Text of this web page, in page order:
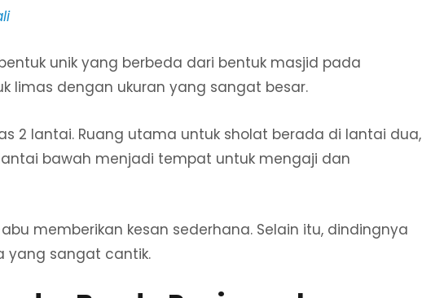
unik yang berbeda dari bentuk masjid pada
limas dengan ukuran yang sangat besar.
2 lantai. Ruang utama untuk sholat berada di lantai dua,
bawah menjadi tempat untuk mengaji dan
memberikan kesan sederhana. Selain itu, dindingnya
yang sangat cantik.